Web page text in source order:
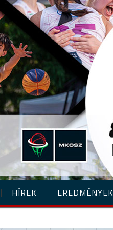
HÍREK EREDMÉNYEK